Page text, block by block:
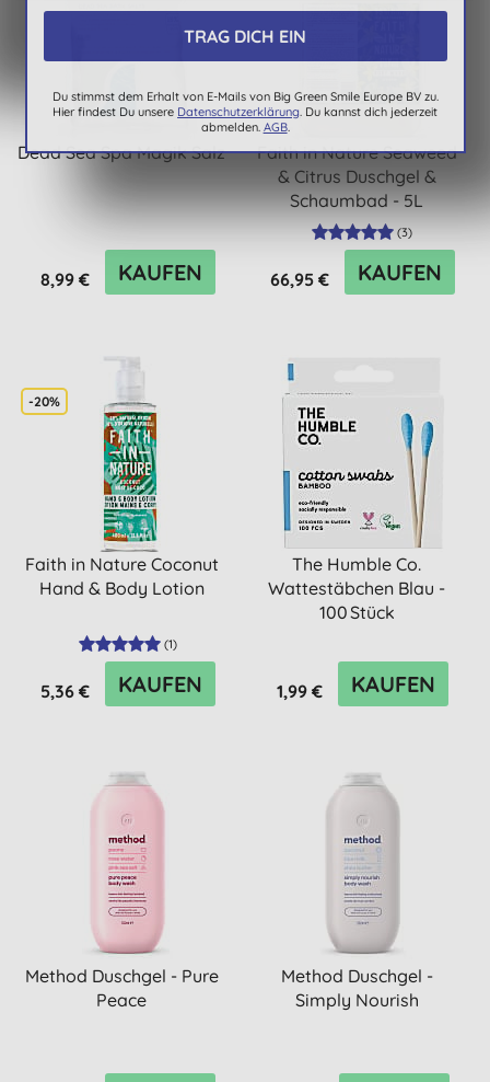
Dead Sea Spa Magik Salz
8,99 € KAUFEN
Faith in Nature Seaweed
& Citrus Duschgel &
Schaumbad - 5L
(3)
66,95 € KAUFEN
-20%
Faith in Nature Coconut
Hand & Body Lotion
(1)
5,36 € KAUFEN
The Humble Co.
Wattestäbchen Blau -
100 Stück
1,99 € KAUFEN
Method Duschgel - Pure
Peace
Method Duschgel -
Simply Nourish
Du stimmst dem Erhalt von E-Mails von Big Green Smile Europe BV zu.
Hier findest Du unsere Datenschutzerklärung . Du kannst dich jederzeit
abmelden. AGB.